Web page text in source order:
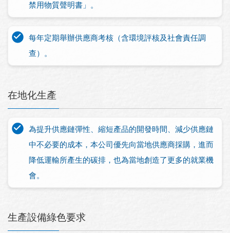
禁用物質聲明書」。
每年定期舉辦供應商考核（含環境評核及社會責任調
查）。
在地化生產
為提升供應鏈彈性、縮短產品的開發時間、減少供應鏈
中不必要的成本，本公司優先向當地供應商採購，進而
降低運輸所產生的碳排，也為當地創造了更多的就業機
會。
生產設備綠色要求